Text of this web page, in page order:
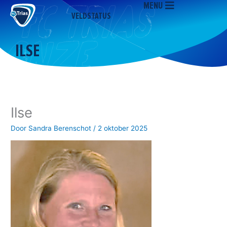
naar
inhoud
VELDSTATUS
MENU
ILSE
Ilse
Door Sandra Berenschot / 2 oktober 2025